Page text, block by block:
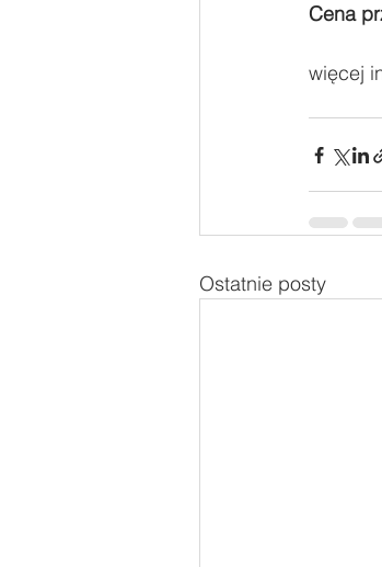
Cena
więcej
Ostatnie posty